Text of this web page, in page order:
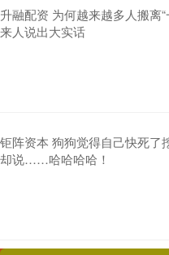
升融配资 为何越来越多人搬离
来人说出大实话
钜阵资本 狗狗觉得自己快死了
却说……哈哈哈哈！